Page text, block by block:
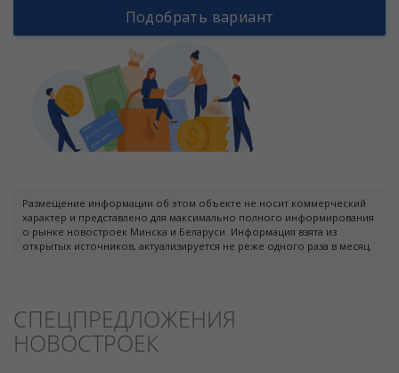
Подобрать вариант
Размещение информации об этом объекте не носит коммерческий
характер и представлено для максимально полного информирования
о рынке новостроек Минска и Беларуси. Информация взята из
открытых источников, актуализируется не реже одного раза в месяц.
СПЕЦПРЕДЛОЖЕНИЯ
НОВОСТРОЕК